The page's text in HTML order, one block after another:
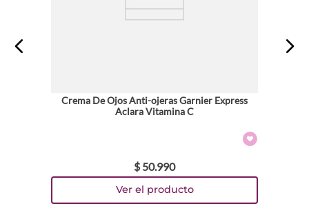
Crema De Ojos Anti-ojeras Garnier Express
Aclara Vitamina C
$ 50.990